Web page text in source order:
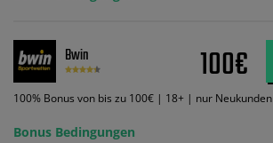
Wett-Credits aus. Es gelten die AGB, Zeitlimits und
Code VIPANGEBOT kann während der Anmeldung
ändert dies den Angebotsbetrag in keinster Weise.
Bwin 100€
100% Bonus von bis zu 100€ | 18+ | nur
Bonus Bedingungen